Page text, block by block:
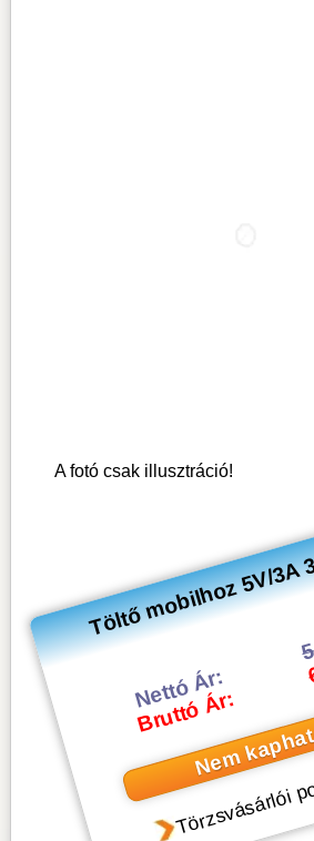
A fotó csak illusztráció!
Töltő mobilhoz 5V/
Nettó Ár:
Bruttó Ár:
Nem
Törzsvásárlói